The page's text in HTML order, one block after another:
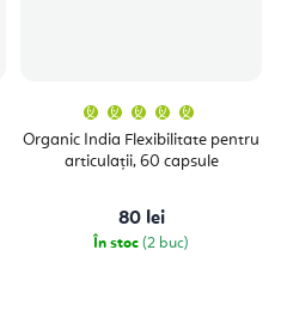
Organic India Flexibilitate pentru
articulații, 60 capsule
a
este
80 lei
În stoc (2 buc)